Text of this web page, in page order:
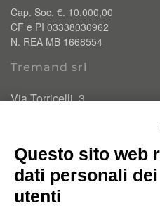
Cap. Soc. €. 10.000,00
CF e PI 03338030962
N. REA MB 1668554
Tremand srl
Via Torricelli, 3
info@tremand.it
Pec:
Chi siamo
Questo sito web
dati personali
utenti